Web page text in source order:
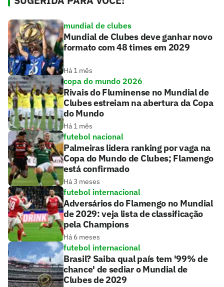
mundial de clubes
Mundial de Clubes deve ganhar novo
formato com 48 times em 2029
Há 1 mês
copa do mundo 2026
Rivais do Fluminense no Mundial de
Clubes estreiam na abertura da Copa
do Mundo
Há 1 mês
futebol nacional
Palmeiras lidera ranking por vaga na
Copa do Mundo de Clubes; Flamengo
está confirmado
Há 3 meses
futebol internacional
Adversários do Flamengo no Mundial
de 2029: veja lista de classificação
pela Champions
Há 6 meses
futebol internacional
Brasil? Saiba qual país tem '99% de
chance' de sediar o Mundial de
Clubes de 2029